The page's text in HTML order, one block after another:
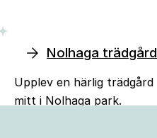
Nolhaga trädgård
Upplev en härlig trädgård
mitt i Nolhaga park.